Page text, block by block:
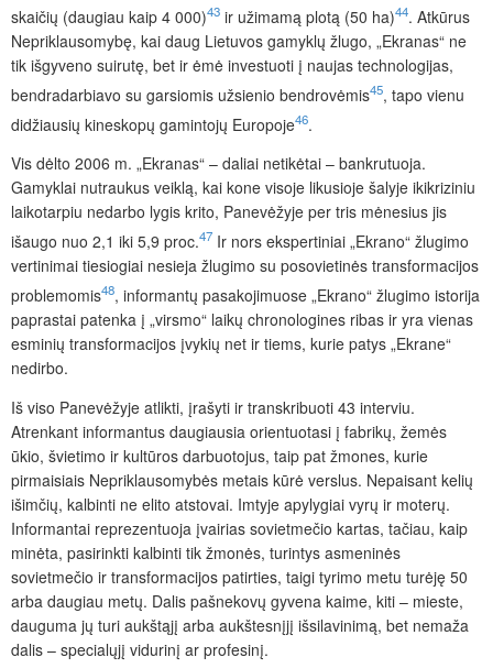
skaičių (daugiau kaip 4 000)43 ir užimamą plotą (50 ha)44. Atkūrus
Nepriklausomybę, kai daug Lietuvos gamyklų žlugo, „Ekranas“ ne
tik išgyveno suirutę, bet ir ėmė investuoti į naujas technologijas,
bendradarbiavo su garsiomis užsienio bendrovėmis45, tapo vienu
didžiausių kineskopų gamintojų Europoje46.
Vis dėlto 2006 m. „Ekranas“ – daliai netikėtai – bankrutuoja.
Gamyklai nutraukus veiklą, kai kone visoje likusioje šalyje ikikriziniu
laikotarpiu nedarbo lygis krito, Panevėžyje per tris mėnesius jis
išaugo nuo 2,1 iki 5,9 proc.47 Ir nors ekspertiniai „Ekrano“ žlugimo
vertinimai tiesiogiai nesieja žlugimo su posovietinės transformacijos
problemomis48, informantų pasakojimuose „Ekrano“ žlugimo istorija
paprastai patenka į „virsmo“ laikų chronologines ribas ir yra vienas
esminių transformacijos įvykių net ir tiems, kurie patys „Ekrane“
nedirbo.
Iš viso Panevėžyje atlikti, įrašyti ir transkribuoti 43 interviu.
Atrenkant informantus daugiausia orientuotasi į fabrikų, žemės
ūkio, švietimo ir kultūros darbuotojus, taip pat žmones, kurie
pirmaisiais Nepriklausomybės metais kūrė verslus. Nepaisant kelių
išimčių, kalbinti ne elito atstovai. Imtyje apylygiai vyrų ir moterų.
Informantai reprezentuoja įvairias sovietmečio kartas, tačiau, kaip
minėta, pasirinkti kalbinti tik žmonės, turintys asmeninės
sovietmečio ir transformacijos patirties, taigi tyrimo metu turėję 50
arba daugiau metų. Dalis pašnekovų gyvena kaime, kiti – mieste,
dauguma jų turi aukštąjį arba aukštesnįjį išsilavinimą, bet nemaža
dalis – specialųjį vidurinį ar profesinį.